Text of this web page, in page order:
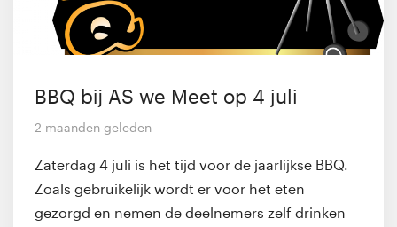
BBQ bij AS we Meet op 4 juli
2 maanden geleden
Zaterdag 4 juli is het tijd voor de jaarlijkse BBQ.
Zoals gebruikelijk wordt er voor het eten
gezorgd en nemen de deelnemers zelf drinken